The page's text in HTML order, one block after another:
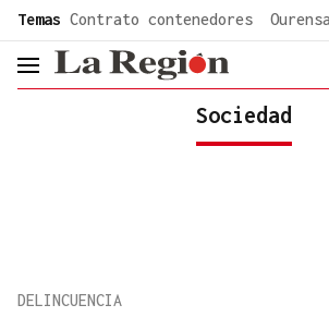
Temas Contrato contenedores
header.menu.open
Sociedad
DELINCUENCIA